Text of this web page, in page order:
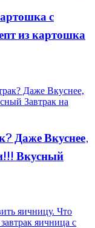
с
из картошка
Даже Вкуснее,
Вкусный